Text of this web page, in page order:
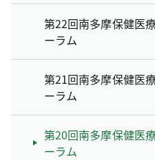
第22回南多摩保健医
ーラム
第21回南多摩保健医
ーラム
第20回南多摩保健医
ーラム